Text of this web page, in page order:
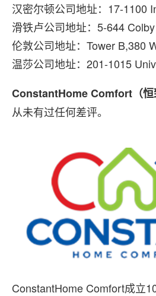
汉密尔顿公司地址：17-1100
滑铁卢公司地址：5-644
伦敦公司地址：Tower B,380
温莎公司地址：201-1015
ConstantHome Comfort（恒
从未有过任何差评。
ConstantHome Comfort成立